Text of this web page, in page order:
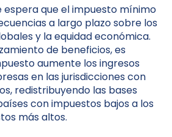
espera que el impuesto mínimo
a largo plazo sobre los
y la equidad económica.
de beneficios, es
aumente los ingresos
en las jurisdicciones con
redistribuyendo las bases
con impuestos bajos a los
más altos.